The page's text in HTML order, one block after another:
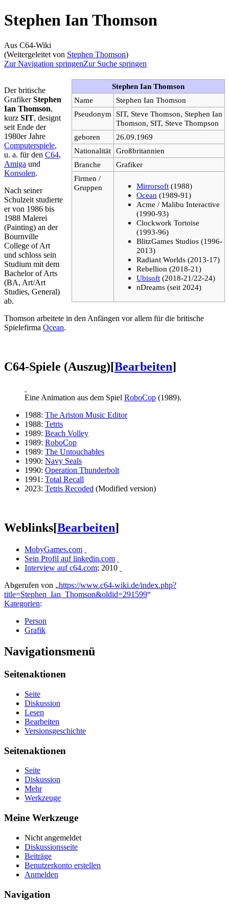
Stephen Ian Thomson
Aus C64-Wiki
(Weitergeleitet von Stephen Thomson)
Zur Navigation springenZur Suche springen
Stephen Ian Thomson
Name
Stephen Ian Thomson
Pseudonym
SIT, Steve Thomson, Stephen Ian
Thomson, SIT, Steve Thompson
geboren
26.09.1969
Nationalität Großbritannien
Branche
Grafiker
Firmen /
Gruppen
Mirrorsoft (1988)
Ocean (1989-91)
Acme / Malibu Interactive
(1990-93)
Clockwork Tortoise
(1993-96)
BlitzGames Studios (1996-
2013)
Radiant Worlds (2013-17)
Rebellion (2018-21)
Ubisoft (2018-21/22-24)
nDreams (seit 2024)
Der britische
GrafikerStephen
Ian Thomson,
kurz SIT, designt
seit Ende der
1980er Jahre
Computerspiele,
u. a. für den C64,
Amiga und
Konsolen.
Nach seiner
Schulzeit studierte
er von 1986 bis
1988 Malerei
(Painting) an der
Bournville
College of Art
und schloss sein
Studium mit dem
Bachelor of Arts
(BA, Art/Art
Studies, General)
ab.
Thomson arbeitete in den Anfängen vor allem für die britische
Spielefirma Ocean.
C64-Spiele (Auszug)[Bearbeiten]
Eine Animation aus dem Spiel RoboCop (1989).
1988: The Ariston Music Editor
1988: Tetris
1989: Beach Volley
1989: RoboCop
1989: The Untouchables
1990: Navy Seals
1990: Operation Thunderbolt
1991: Total Recall
2023: Tetris Recoded (Modified version)
Weblinks[Bearbeiten]
MobyGames.com
Sein Profil auf linkedin.com
Interview auf c64.com; 2010
Abgerufen von „https://www.c64-wiki.de/index.php?
title=Stephen_Ian_Thomson&oldid=291599“
Kategorien:
Person
Grafik
Navigationsmenü
Seitenaktionen
Seite
Diskussion
Lesen
Bearbeiten
Versionsgeschichte
Seitenaktionen
Seite
Diskussion
Mehr
Werkzeuge
Meine Werkzeuge
Nicht angemeldet
Diskussionsseite
Beiträge
Benutzerkonto erstellen
Anmelden
Navigation